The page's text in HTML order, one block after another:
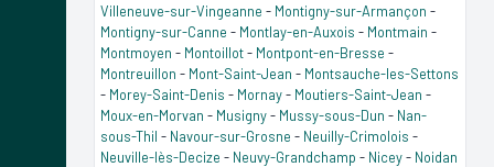
Villeneuve-sur-Vingeanne - Montigny-sur-Armançon -
Montigny-sur-Canne - Montlay-en-Auxois - Montmain -
Montmoyen - Montoillot- Montpont-en-Bresse -
Montreuillon - Mont-Saint-Jean - Montsauche-les-Settons
- Morey-Saint-Denis - Mornay- Moutiers-Saint-Jean -
Moux-en-Morvan - Musigny- Mussy-sous-Dun - Nan-
sous-Thil - Navour-sur-Grosne - Neuilly-Crimolois -
Neuville-lès-Decize - Neuvy-Grandchamp - Nicey- Noidan